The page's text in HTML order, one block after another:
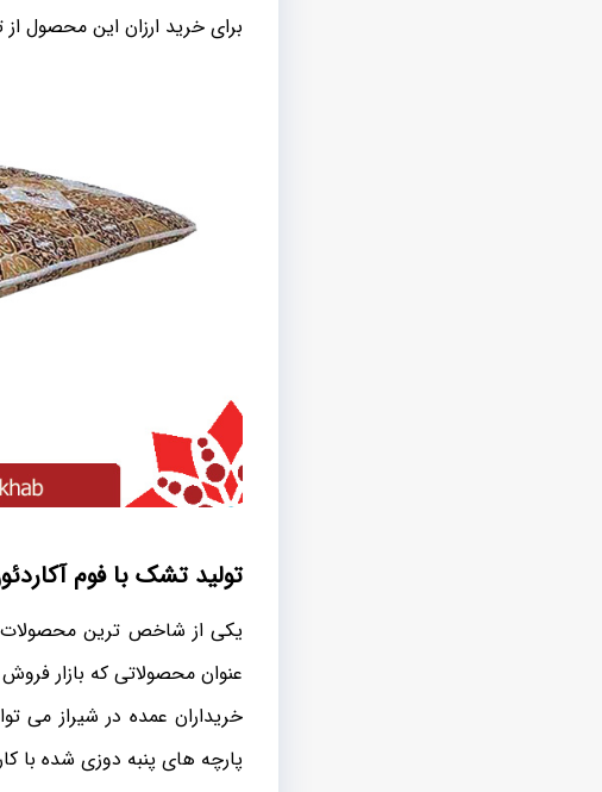
برای خرید ارزان این محصول
تولید تشک با فوم
یکی از شاخص ترین محصولات
عنوان محصولاتی که بازار
خریداران عمده در شیراز می
پارچه های پنبه دوزی شده با